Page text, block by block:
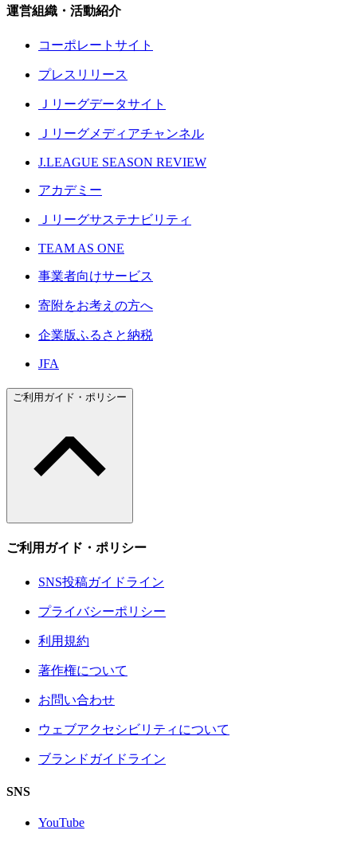
運営組織・活動紹介
コーポレートサイト
プレスリリース
Ｊリーグデータサイト
Ｊリーグメディアチャンネル
J.LEAGUE SEASON REVIEW
アカデミー
Ｊリーグサステナビリティ
TEAM AS ONE
事業者向けサービス
寄附をお考えの方へ
企業版ふるさと納税
JFA
ご利用ガイド・ポリシー
ご利用ガイド・ポリシー
SNS投稿ガイドライン
プライバシーポリシー
利用規約
著作権について
お問い合わせ
ウェブアクセシビリティについて
ブランドガイドライン
SNS
YouTube